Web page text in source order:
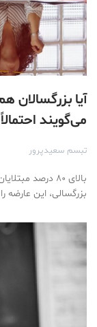
می‌گویند
تبسم سعیدپرور
بالای ۸۰ درصد
بزرگسالی، این عارضه